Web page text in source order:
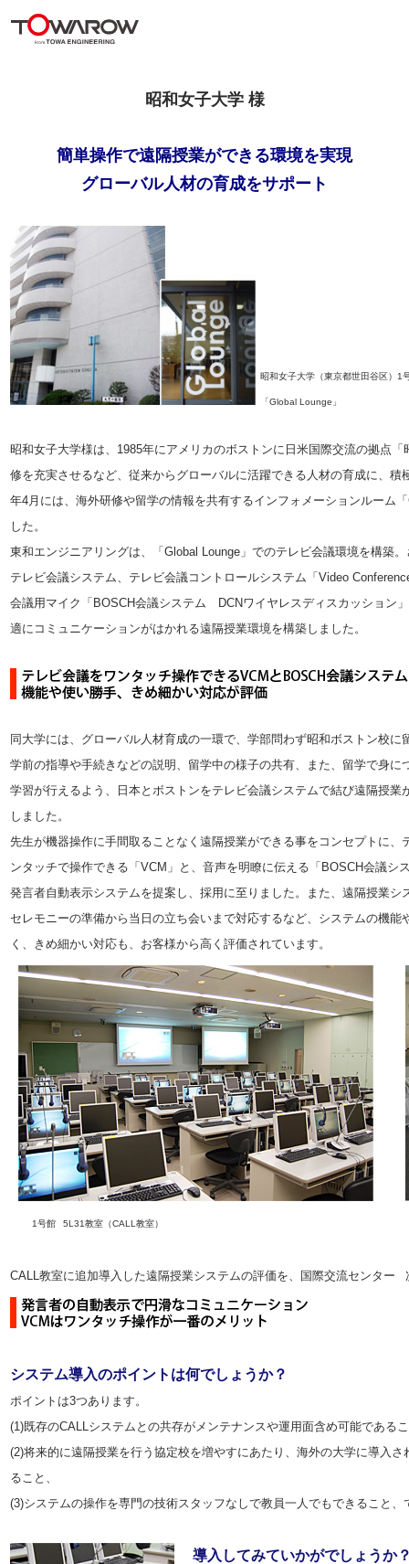
昭和女子大学 様
簡単操作で遠隔授業ができる環境を実現
グローバル人材の育成をサポート
昭和女子大学（東京都世田谷区）1
「Global Lounge」
昭和女子大学様は、1985年にアメリカのボストンに日米国際交流の拠点
修を充実させるなど、従来からグローバルに活躍できる人材の育成に、積
年4月には、海外研修や留学の情報を共有するインフォメーションルーム
した。
東和エンジニアリングは、「Global Lounge」でのテレビ会議環境を構築
テレビ会議システム、テレビ会議コントロールシステム 「Video
会議用マイク 「BOSCH会議システム DCNワイヤレスディスカッション」
適にコミュニケーションがはかれる遠隔授業環境を構築しました。
同大学には、グローバル人材育成の一環で、学部問わず昭和ボストン校に
学前の指導や手続きなどの説明、留学中の様子の共有、また、留学で身に
学習が行えるよう、日本とボストンをテレビ会議システムで結び遠隔授業
しました。
先生が機器操作に手間取ることなく遠隔授業ができる事をコンセプトに、
ンタッチで操作できる「VCM」と、音声を明瞭に伝える「BOSCH会議シ
発言者自動表示システムを提案し、採用に至りました。また、遠隔授業シ
セレモニーの準備から当日の立ち会いまで対応するなど、システムの機能
く、きめ細かい対応も、お客様から高く評価されています。
1号館 5L31教室（CALL教室）
CALL教室に追加導入した遠隔授業システムの評価を、国際交流センタ
システム導入のポイントは何でしょうか？
ポイントは3つあります。
(1)既存のCALLシステムとの共存がメンテナンスや運用面含め可能である
(2)将来的に遠隔授業を行う協定校を増やすにあたり、海外の大学に導入
ること、
(3)システムの操作を専門の技術スタッフなしで教員一人でもできること、
導入してみていかがでしょうか